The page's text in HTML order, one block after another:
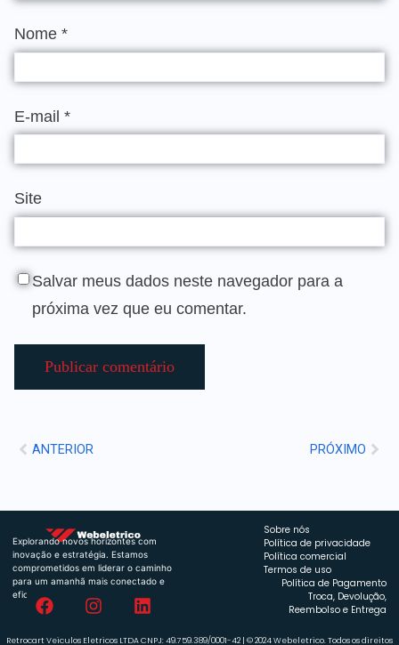
Nome *
E-mail *
Site
Salvar meus dados neste navegador para a
próxima vez que eu comentar.
ANTERIOR PRÓXIMO
Explorando novos horizontes com
inovação e estratégia. Estamos
comprometidos em liderar o caminho
para um amanhã mais conectado e
eficiente.
Sobre nós
Política de privacidade
Política comercial
Termos de uso
Política de Pagamento
Troca, Devolução,
Reembolso e Entrega
Retrocart Veiculos Eletricos LTDA CNPJ: 49.759.389/0001-42 | © 2024 Webeletrico. Todos os direitos